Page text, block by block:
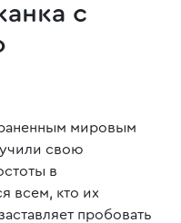
с
мировым
свою
в
всем, кто их
пробовать